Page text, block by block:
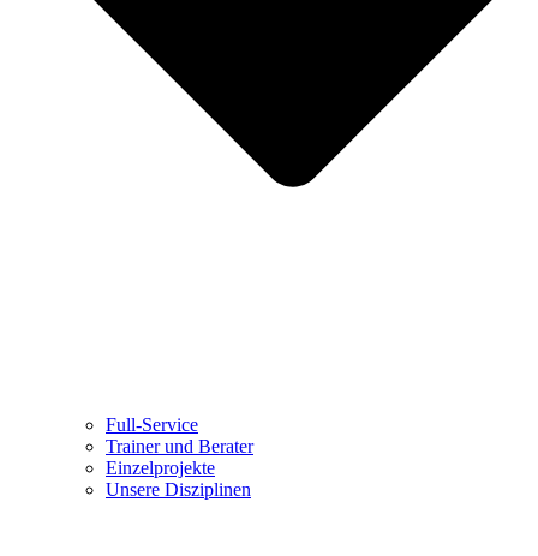
Full-Service
Trainer und Berater
Einzelprojekte
Unsere Disziplinen